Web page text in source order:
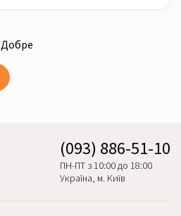
Добре
(093) 886-51-10
ПН-ПТ з 10:00 до 18:00
Україна, м. Київ